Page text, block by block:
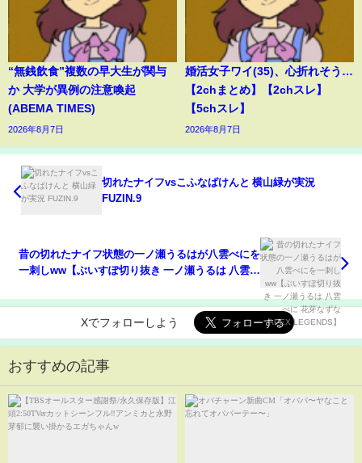
“無銭飲食”複数の早大生が関与
か 大学が異例の注意喚起
(ABEMA TIMES)
2026年8月7日
婚活女子ワイ(35)、心折れそう…
【2chまとめ】【2chスレ】
【5chスレ】
2026年8月7日
切れたナイフvsこふなばけんと 横山緑が実況
FUZIN.9
昔の切れたナイフ状態の一ノ瀬うるはが八雲べにを
一刺しww【ぶいすぽ切り抜き 一ノ瀬うるは 八雲べ
Xでフォローしよう
おすすめの記事